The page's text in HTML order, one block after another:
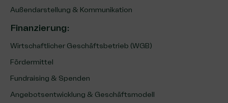
Außendarstellung & Kommunikation
Finanzierung:
Wirtschaftlicher Geschäftsbetrieb (WGB)
Fördermittel
Fundraising & Spenden
Angebotsentwicklung & Geschäftsmodell